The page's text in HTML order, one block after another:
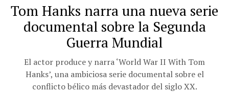
Tom Hanks narra una nueva serie
documental sobre la Segunda
Guerra Mundial
El actor produce y narra ‘World War II With Tom
Hanks’, una ambiciosa serie documental sobre el
conflicto bélico más devastador del siglo XX.